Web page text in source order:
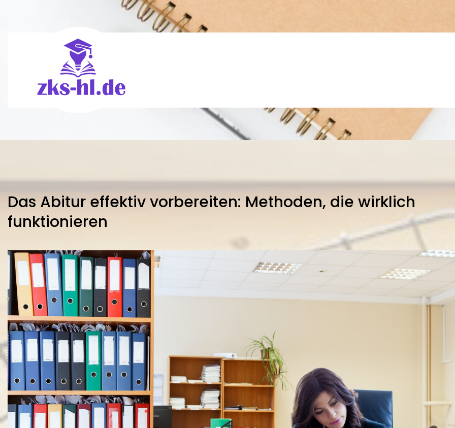
Das Abitur effektiv vorbereiten: Methoden, die wirklich
funktionieren